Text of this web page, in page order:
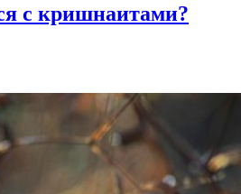
с кришнаитами?